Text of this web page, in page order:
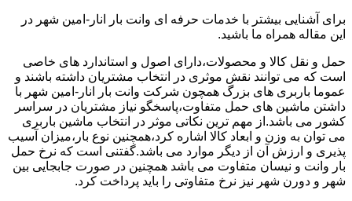
برای آشنایی بیشتر با خدمات حرفه ای وانت بار انار-امین شهر در
این مقاله همراه ما باشید.
حمل و نقل کالا و محصولات،دارای اصول و استاندارد های خاصی
است که می توانند نقش موثری در انتخاب مشتریان داشته باشند و
عموما باربری های بزرگ همچون شرکت وانت بار انار-امین شهر با
داشتن ماشین های حمل متفاوت،پاسخگو نیاز مشتریان در سراسر
کشور می باشد.از مهم ترین نکاتی موثر در انتخاب ماشین باربری
می توان به وزن و ابعاد کالا اشاره کرد،همچنین نوع بار،میزان آسیب
پذیری و ارزش آن از دیگر موارد می باشد.گفتنی است که نرخ حمل
بار وانت و نیسان متفاوت می باشد همچنین در صورت جابجایی بین
شهر و دورن شهر نیز نرخ متفاوتی را باید پرداخت کرد.